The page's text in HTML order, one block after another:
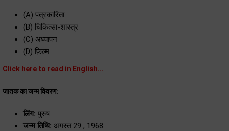
(A) पत्रकारिता
(B) चिकित्सा-शास्त्र
(C) अध्यापन
(D) फ़िल्म
Click here to read in English...
जातक का जन्म विवरण:
लिंग: पुरुष
जन्म तिथि: अगस्त 29 , 1968